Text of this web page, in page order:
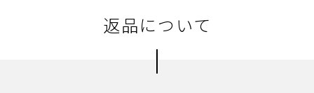
返品について